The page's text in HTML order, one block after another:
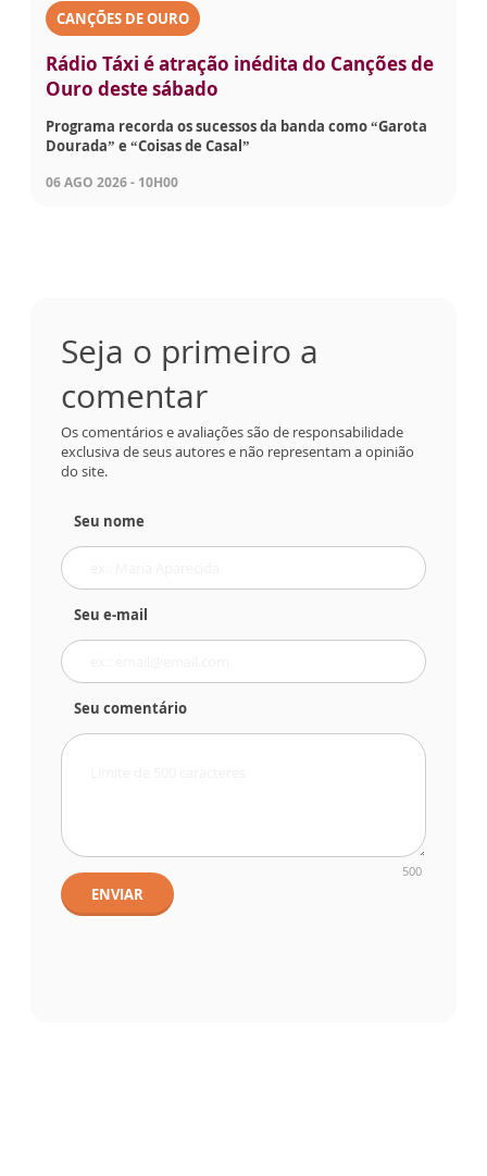
CANÇÕES DE OURO
Rádio Táxi é atração inédita do Canções de
Ouro deste sábado
Programa recorda os sucessos da banda como “Garota
Dourada” e “Coisas de Casal”
06 AGO 2026 - 10H00
Seja o primeiro a
comentar
Os comentários e avaliações são de responsabilidade
exclusiva de seus autores e não representam a opinião
do site.
Seu nome
Seu e-mail
Seu comentário
500
ENVIAR